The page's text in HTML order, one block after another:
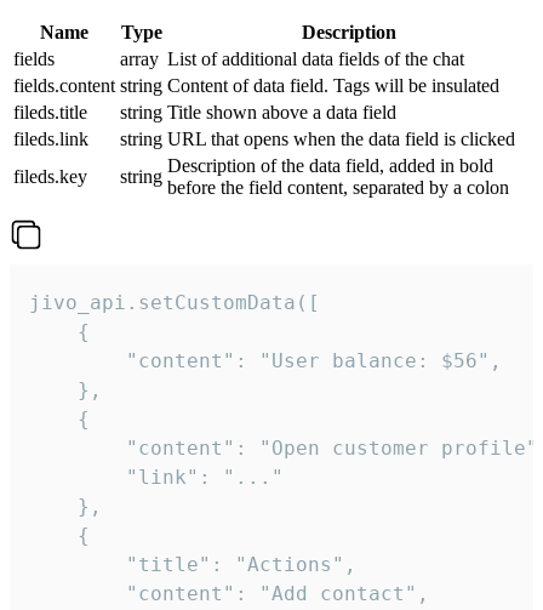
Name Type
Description
fields
array List of additional data fields of the chat
fields.content string Content of data field. Tags will be insulated
fileds.title
string Title shown above a data field
fileds.link
string URL that opens when the data field is clicked
fileds.key
string
Description of the data field, added in bold
before the field content, separated by a colon
jivo_api.setCustomData([
    {
        "content": "User balance: $56",
    },
    {
"content": "Open customer
        "link": "..."
    },
    {
        "title": "Actions",
        "content": "Add contact",